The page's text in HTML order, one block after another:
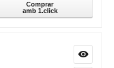
Comprar
amb 1.click